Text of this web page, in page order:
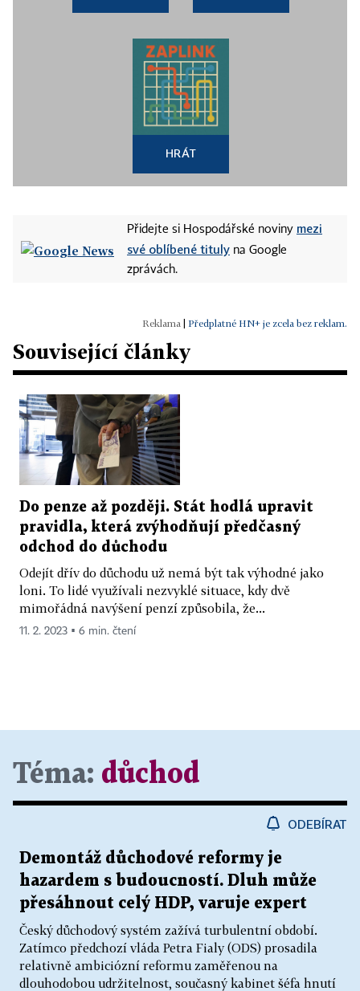
HRÁT
Přidejte si Hospodářské noviny mezi
své oblíbené tituly na Google
zprávách.
Předplatné HN+ je zcela bez reklam.
Související články
Do penze až později. Stát hodlá upravit
pravidla, která zvýhodňují předčasný
odchod do důchodu
Odejít dřív do důchodu už nemá být tak výhodné jako
loni. To lidé využívali nezvyklé situace, kdy dvě
mimořádná navýšení penzí způsobila, že...
11. 2. 2023 ▪ 6 min. čtení
Téma: důchod
ODEBÍRAT
Demontáž důchodové reformy je
hazardem s budoucností. Dluh může
přesáhnout celý HDP, varuje expert
Český důchodový systém zažívá turbulentní období.
Zatímco předchozí vláda Petra Fialy (ODS) prosadila
relativně ambiciózní reformu zaměřenou na
dlouhodobou udržitelnost, současný kabinet šéfa hnutí